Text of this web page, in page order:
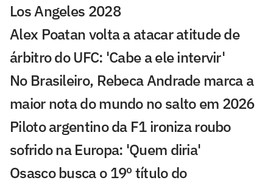
Los Angeles 2028
Alex Poatan volta a atacar atitude de
árbitro do UFC: 'Cabe a ele intervir'
No Brasileiro, Rebeca Andrade marca a
maior nota do mundo no salto em 2026
Piloto argentino da F1 ironiza roubo
sofrido na Europa: 'Quem diria'
Osasco busca o 19º título do